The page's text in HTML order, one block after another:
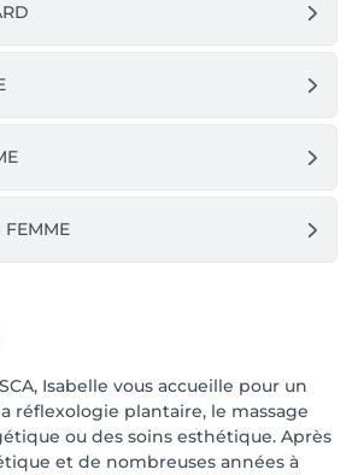
FEMME
Isabelle vous accueille pour un
réflexologie plantaire, le massage
ou des soins esthétique. Après
et de nombreuses années à